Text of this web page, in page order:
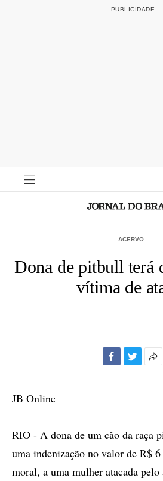
ACERVO
Dona de pitbull terá
vítima de
JB Online
RIO - A dona de um cão da raça
uma indenização no valor de R$
moral, a uma mulher atacada